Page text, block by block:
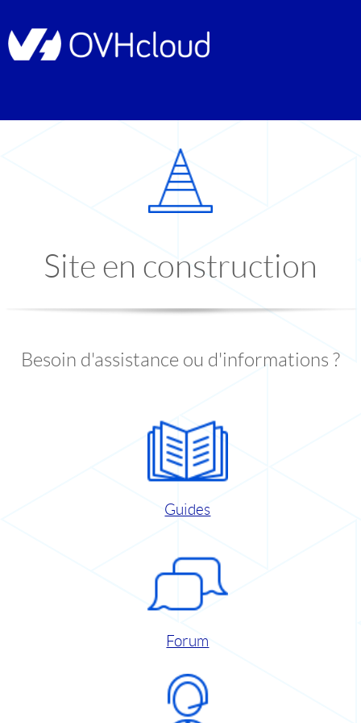
Site en construction
Besoin d'assistance ou d'informations ?
Guides
Forum